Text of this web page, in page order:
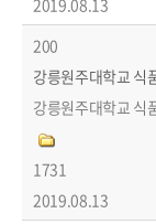
2019.08.13
200
강릉원주대학교 식
강릉원주대학교 식
1731
2019.08.13